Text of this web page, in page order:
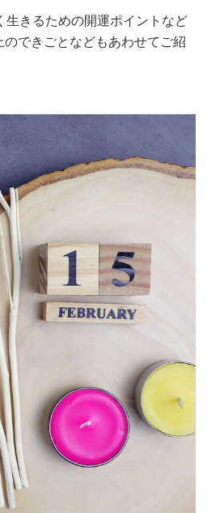
生きるための開運ポイントなど
できごとなどもあわせてご紹